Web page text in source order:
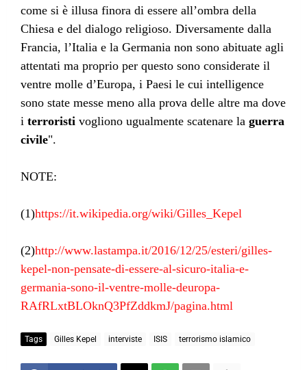
come si è illusa finora di essere all’ombra della
Chiesa e del dialogo religioso. Diversamente dalla
Francia, l’Italia e la Germania non sono abituate agli
attentati ma proprio per questo sono considerate il
ventre molle d’Europa, i Paesi le cui intelligence
sono state messe meno alla prova delle altre ma dove
i terroristi vogliono ugualmente scatenare la guerra
civile".
NOTE:
(1)https://it.wikipedia.org/wiki/Gilles_Kepel
(2)http://www.lastampa.it/2016/12/25/esteri/gilles-
kepel-non-pensate-di-essere-al-sicuro-italia-e-
germania-sono-il-ventre-molle-deuropa-
RAfRLxtBLOknQ3PfZddkmJ/pagina.html
Tags Gilles Kepel interviste ISIS terrorismo islamico